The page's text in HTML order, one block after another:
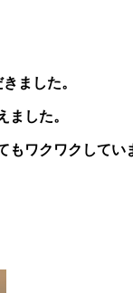
ました。
ました。
もワクワクしてい